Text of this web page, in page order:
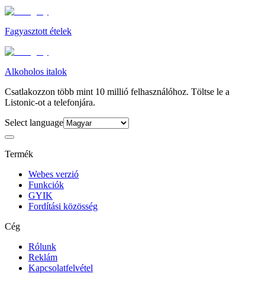
Fagyasztott ételek
Alkoholos italok
Csatlakozzon több mint 10 millió felhasználóhoz. Töltse le a
Listonic-ot a telefonjára.
Select language
Termék
Webes verzió
Funkciók
GYIK
Fordítási közösség
Cég
Rólunk
Reklám
Kapcsolatfelvétel